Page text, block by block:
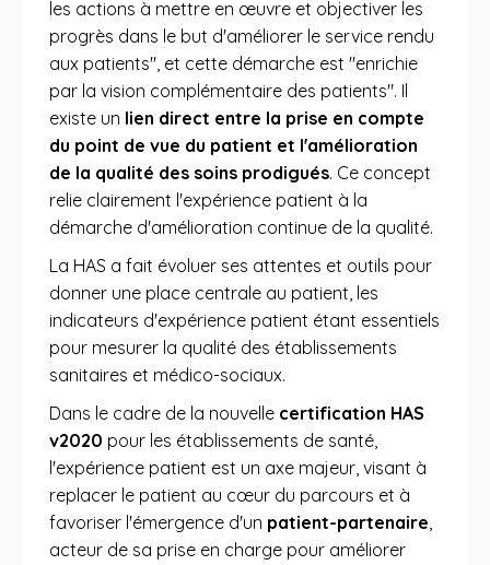
les actions à mettre en œuvre et objectiver les
progrès dans le but d'améliorer le service rendu
aux patients", et cette démarche est "enrichie
par la vision complémentaire des patients". Il
existe un lien direct entre la prise en compte
du point de vue du patient et l'amélioration
de la qualité des soins prodigués. Ce concept
relie clairement l'expérience patient à la
démarche d'amélioration continue de la qualité.
La HAS a fait évoluer ses attentes et outils pour
donner une place centrale au patient, les
indicateurs d'expérience patient étant essentiels
pour mesurer la qualité des établissements
sanitaires et médico-sociaux.
Dans le cadre de la nouvelle certification HAS
v2020 pour les établissements de santé,
l'expérience patient est un axe majeur, visant à
replacer le patient au cœur du parcours et à
favoriser l'émergence d'un patient-partenaire,
acteur de sa prise en charge pour améliorer